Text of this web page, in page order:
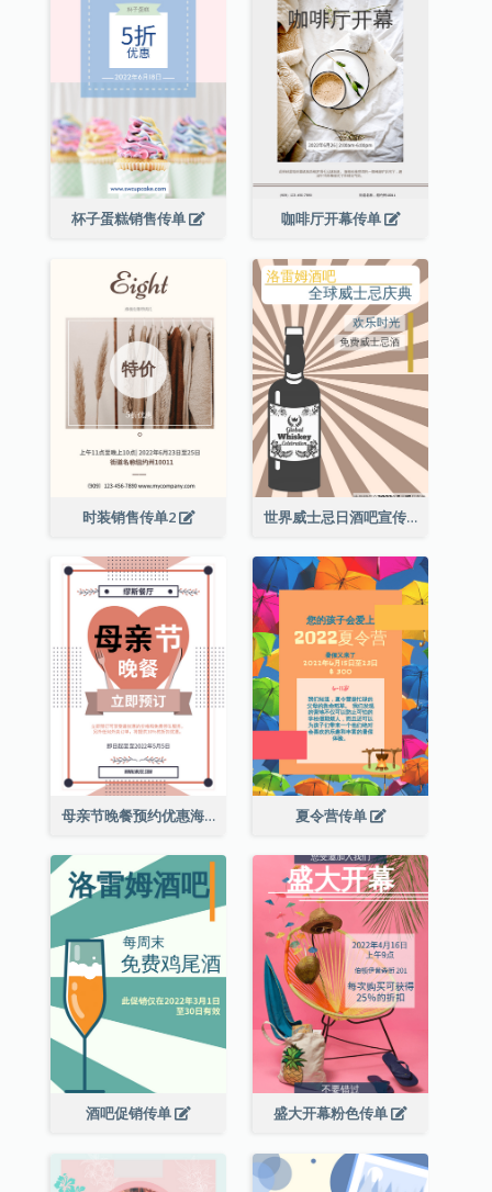
杯子蛋糕销售传单 咖啡厅开幕传单
时装销售传单2 世界威士忌日酒吧宣传传单
母亲节晚餐预约优惠海报 夏令营传单
酒吧促销传单 盛大开幕粉色传单